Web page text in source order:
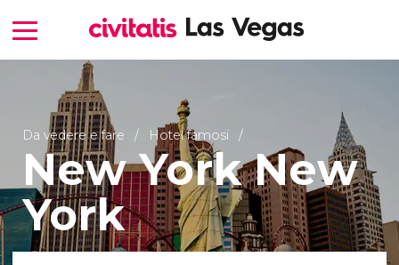
Da vedere e fare Hotel famosi
New York New
York